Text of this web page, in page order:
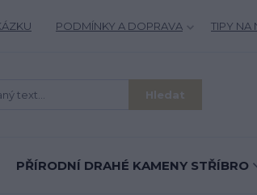
PODMÍNKY A DOPRAVA TIPY NA
Hledat
PŘÍRODNÍ DRAHÉ KAMENY STŘÍBRO